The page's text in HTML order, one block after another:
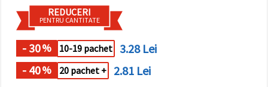
indicați
preferințele
selectând
un tip de
cookie -uri
făcând clic
REDUCERI
PENTRU CANTITATE
- 30% 10-19 pachet
3.28 Lei
- 40% 20 pachet + 2.81 Lei